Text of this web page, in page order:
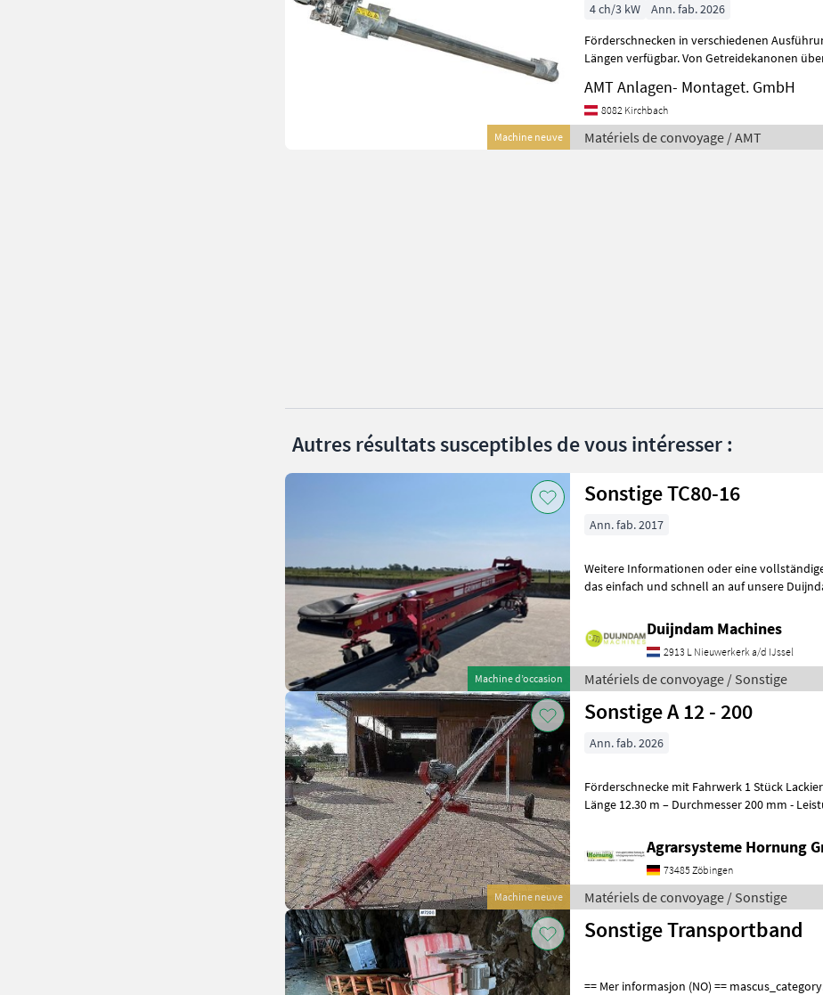
Machine neuve
4 ch/3 kW
Ann. fab. 2026
Förderschnecken in verschiedenen Ausführungen,
Längen verfügbar. Von Getreidekanonen über Rohrschnecken bis
AMT Anlagen- Montaget. GmbH
8082 Kirchbach
Matériels de convoyage / AMT
Autres résultats susceptibles de vous intéresser :
Machine d’occasion
Sonstige TC80-16
Ann. fab. 2017
Weitere Informationen oder eine
das einfach und schnell an auf unsere
Duijndam Machines
2913 L Nieuwerkerk a/d IJssel
Matériels de convoyage / Sonstige
Machine neuve
Sonstige A 12 - 200
Ann. fab. 2026
Förderschnecke mit Fahrwerk 1 Stück Lackierte Stahlausführung -
Länge 12.30 m – Durchmesser 200 mm -
Agrarsysteme Hornung
73485 Zöbingen
Matériels de convoyage / Sonstige
Sonstige Transportband
== Mer informasjon (NO) == mascus_category: othertractoracc Please